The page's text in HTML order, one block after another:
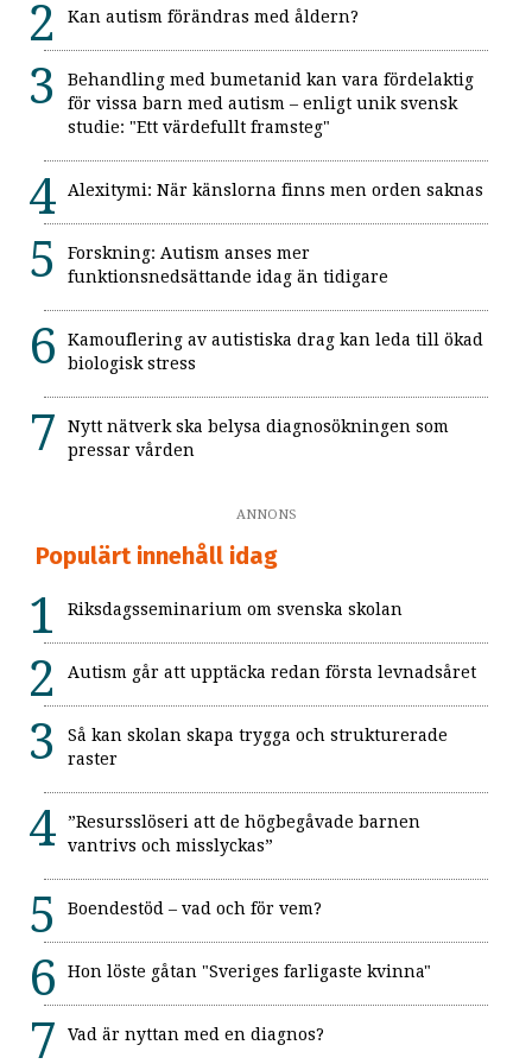
Kan autism förändras med åldern?
Behandling med bumetanid kan vara fördelaktig
för vissa barn med autism – enligt unik svensk
studie: "Ett värdefullt framsteg"
Alexitymi: När känslorna finns men orden saknas
Forskning: Autism anses mer
funktionsnedsättande idag än tidigare
Kamouflering av autistiska drag kan leda till ökad
biologisk stress
Nytt nätverk ska belysa diagnosökningen som
pressar vården
ANNONS
Populärt innehåll idag
Riksdagsseminarium om svenska skolan
Autism går att upptäcka redan första levnadsåret
Så kan skolan skapa trygga och strukturerade
raster
”Resursslöseri att de högbegåvade barnen
vantrivs och misslyckas”
Boendestöd – vad och för vem?
Hon löste gåtan "Sveriges farligaste kvinna"
Vad är nyttan med en diagnos?